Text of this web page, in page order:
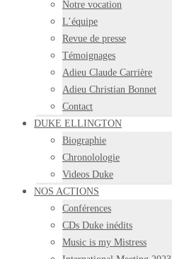
Notre vocation
L’équipe
Revue de presse
Témoignages
Adieu Claude Carrière
Adieu Christian Bonnet
Contact
DUKE ELLINGTON
Biographie
Chronolologie
Videos Duke
NOS ACTIONS
Conférences
CDs Duke inédits
Music is my Mistress